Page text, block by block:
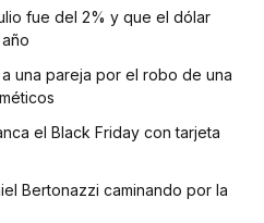
fue del 2% y que el dólar
una pareja por el robo de una
el Black Friday con tarjeta
Bertonazzi caminando por la